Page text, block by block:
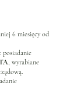
6 miesięcy od
posiadanie
, wyrabiane